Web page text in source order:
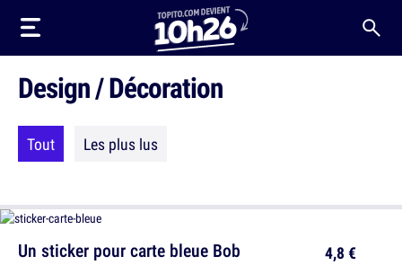
Design / Décoration
Tout Les plus lus
Un sticker pour carte bleue Bob
4,8 €